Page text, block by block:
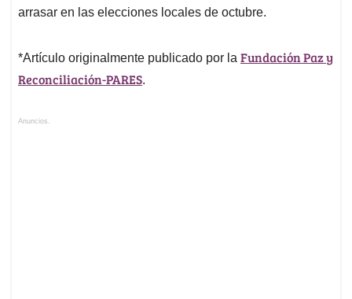
arrasar en las elecciones locales de octubre.
*Artículo originalmente publicado por la Fundación Paz y
Reconciliación-PARES.
Anuncios.